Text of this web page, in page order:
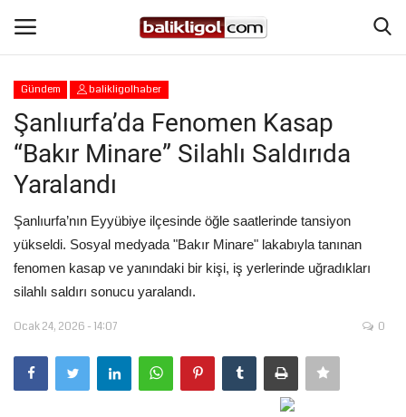
Giriş Yap
Anasayfa
Magazin
Şanlıurfa
Spor
Gündem balikligolhaber
Şanlıurfa’da Fenomen Kasap
“Bakır Minare” Silahlı Saldırıda
Yaralandı
Şanlıurfa’nın Eyyübiye ilçesinde öğle saatlerinde tansiyon
yükseldi. Sosyal medyada "Bakır Minare" lakabıyla tanınan
fenomen kasap ve yanındaki bir kişi, iş yerlerinde uğradıkları
silahlı saldırı sonucu yaralandı.
Ocak 24, 2026 - 14:07 0